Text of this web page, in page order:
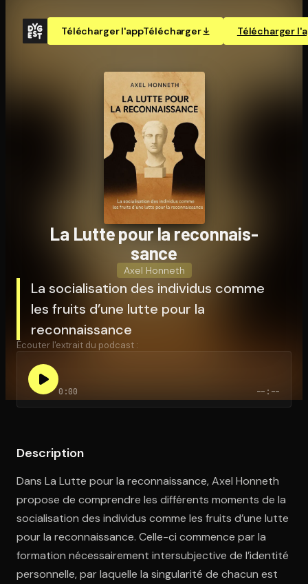
Télécharger l'appTélécharger Télécharger
Ouvre l'app Appareil photo, pointe sur le code. C'est gratuit à
La Lutte pour la re­con­nais­
sance
Axel Honneth
La socialisation des individus comme
les fruits d’une lutte pour la
reconnaissance
Écouter l'extrait du podcast :
0:00 --:--
Description
Dans La Lutte pour la reconnaissance, Axel Honneth
propose de comprendre les différents moments de la
socialisation des individus comme les fruits d’une lutte
pour la reconnaissance. Celle-ci commence par la
formation nécessairement intersubjective de l’identité
personnelle, par laquelle la singularité de chacun est